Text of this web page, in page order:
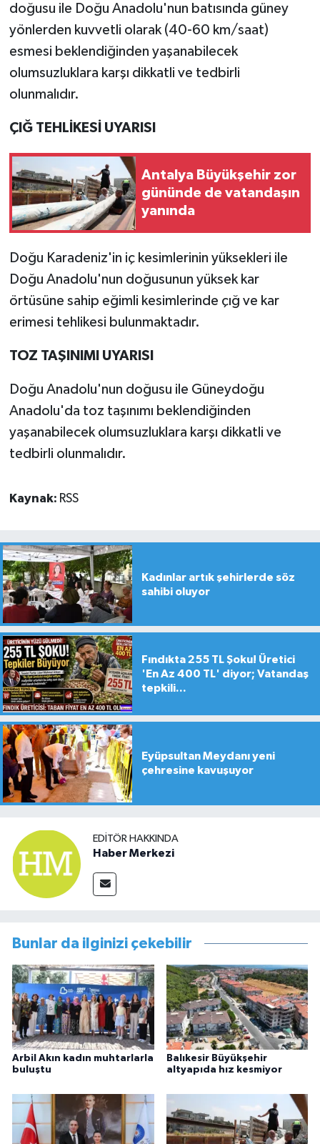
doğusu ile Doğu Anadolu'nun batısında güney
yönlerden kuvvetli olarak (40-60 km/saat)
esmesi beklendiğinden yaşanabilecek
olumsuzluklara karşı dikkatli ve tedbirli
olunmalıdır.
ÇIĞ TEHLİKESİ UYARISI
Antalya Büyükşehir zor
gününde de vatandaşın
yanında
Doğu Karadeniz'in iç kesimlerinin yüksekleri ile
Doğu Anadolu'nun doğusunun yüksek kar
örtüsüne sahip eğimli kesimlerinde çığ ve kar
erimesi tehlikesi bulunmaktadır.
TOZ TAŞINIMI UYARISI
Doğu Anadolu'nun doğusu ile Güneydoğu
Anadolu'da toz taşınımı beklendiğinden
yaşanabilecek olumsuzluklara karşı dikkatli ve
tedbirli olunmalıdır.
Kaynak: RSS
Kadınlar artık şehirlerde söz
sahibi oluyor
Fındıkta 255 TL Şoku! Üretici
'En Az 400 TL' diyor; Vatandaş
tepkili...
Eyüpsultan Meydanı yeni
çehresine kavuşuyor
EDITÖR HAKKINDA
Haber Merkezi
Bunlar da ilginizi çekebilir
Arbil Akın kadın muhtarlarla
buluştu
Balıkesir Büyükşehir
altyapıda hız kesmiyor